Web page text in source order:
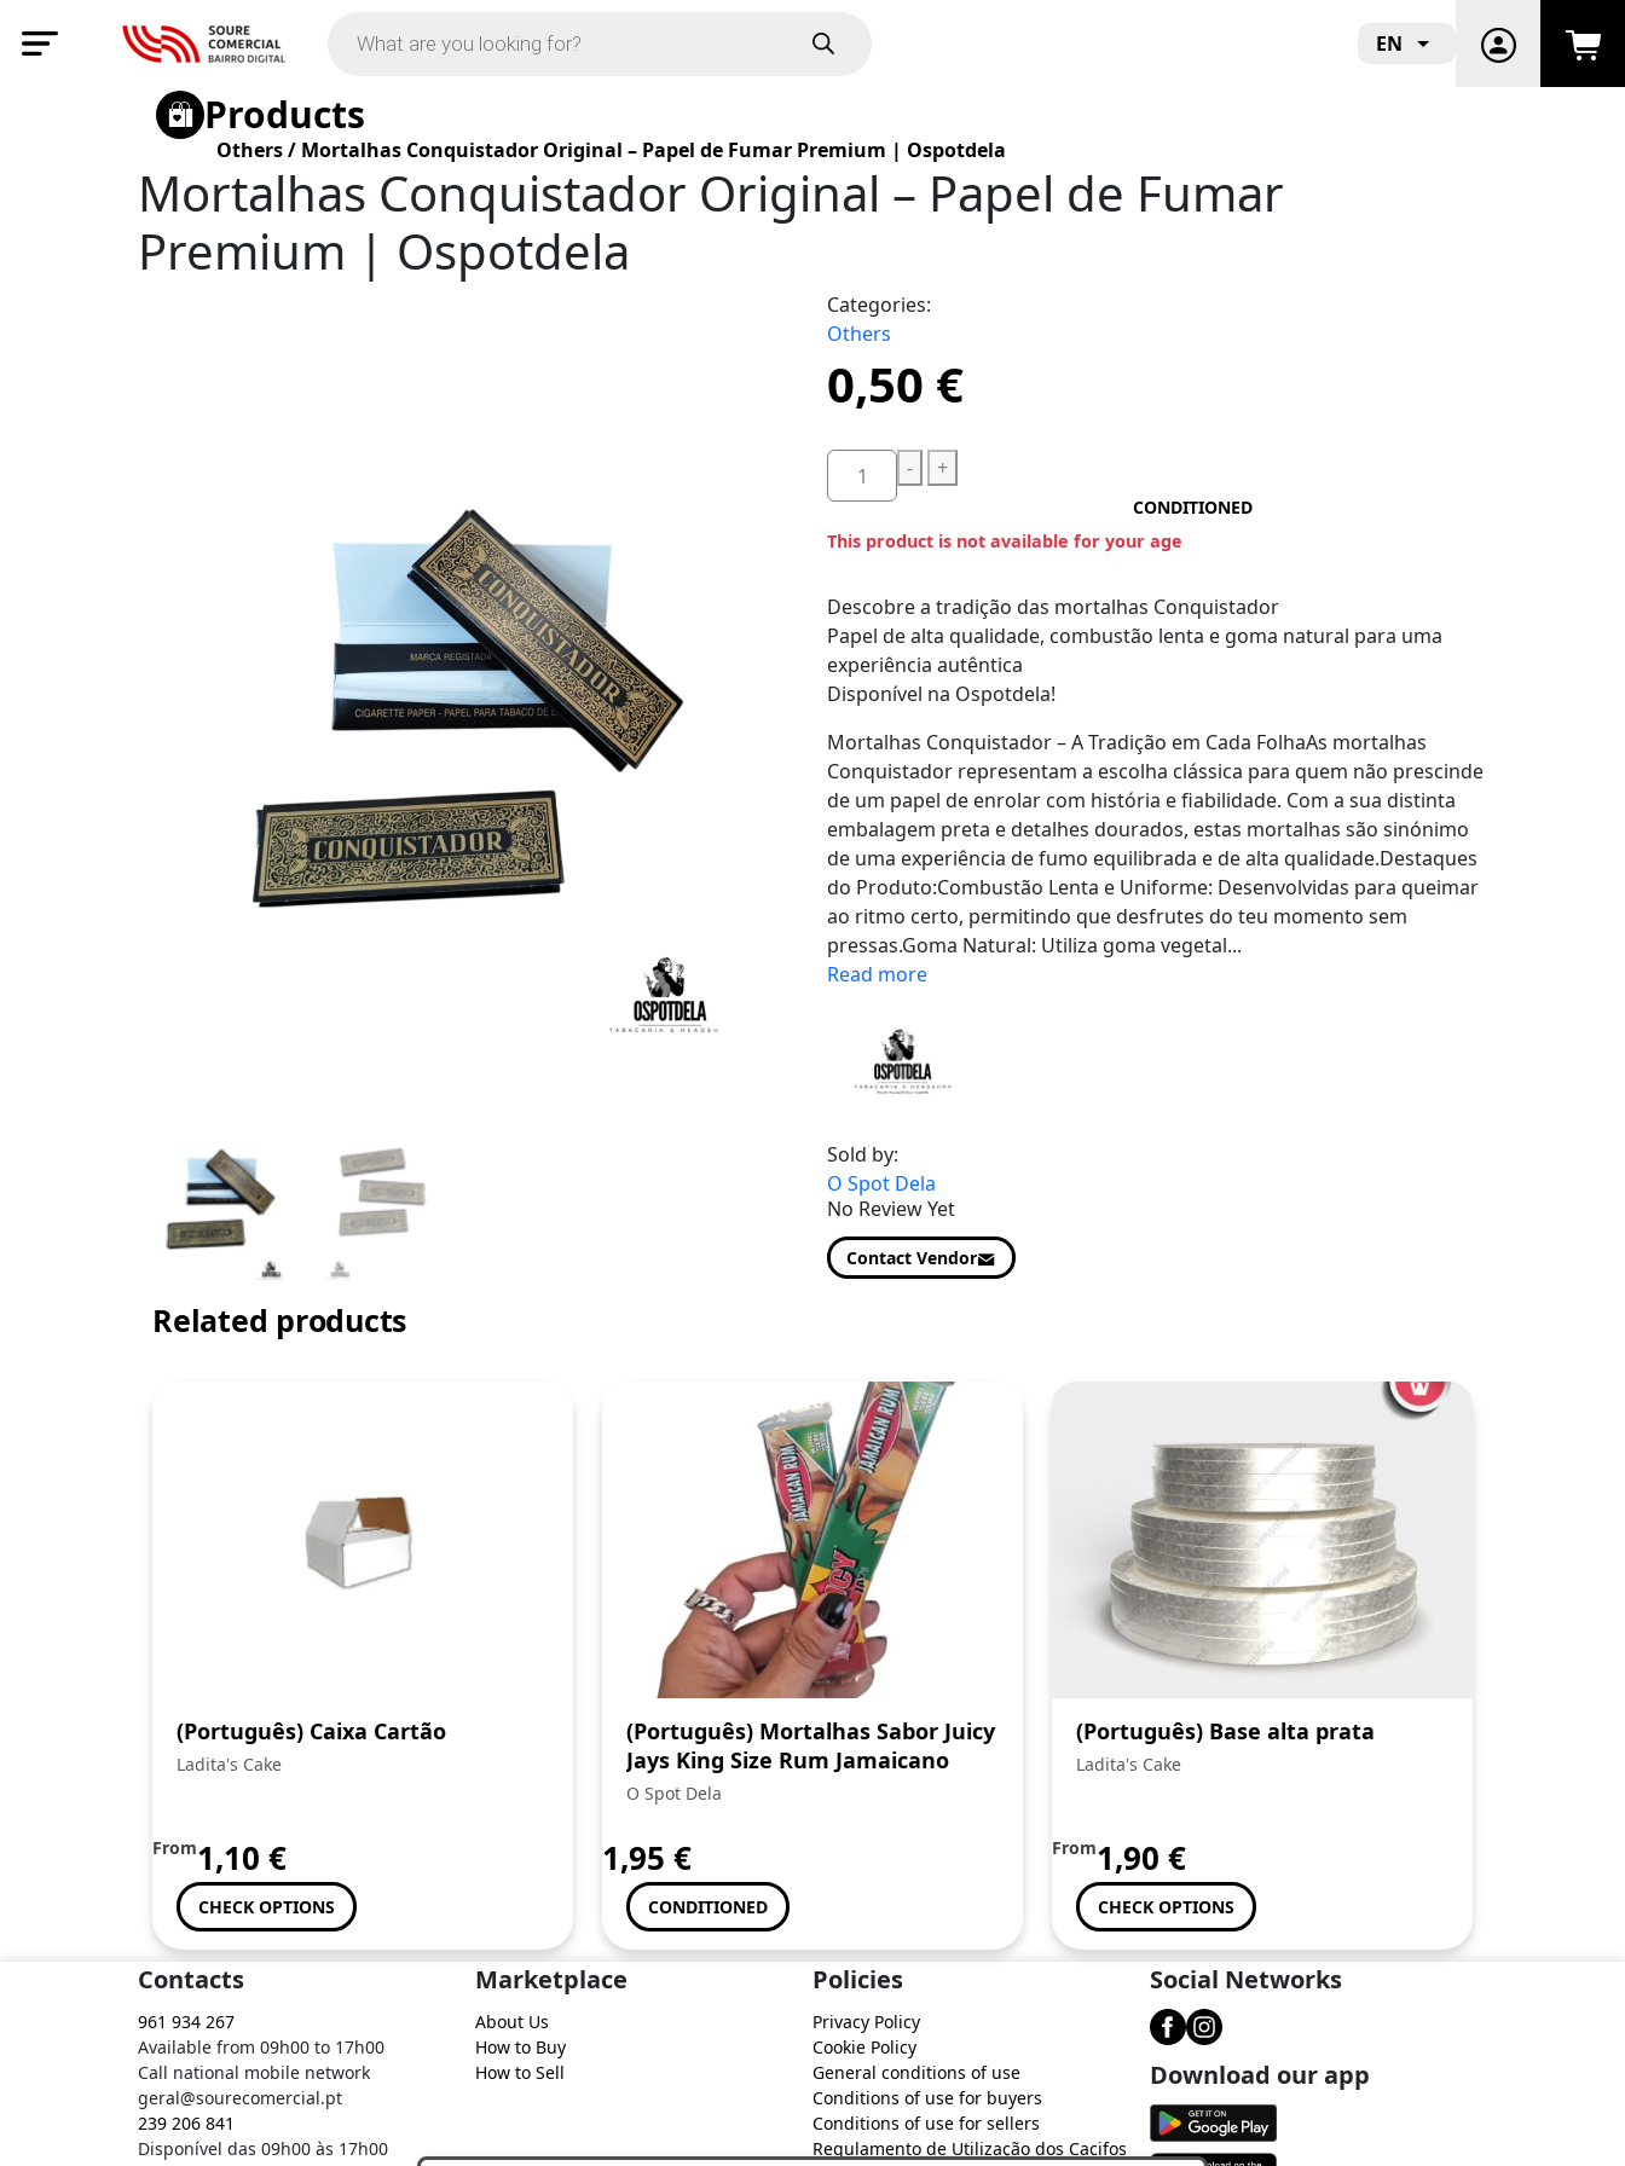
EN
Products
Others/ Mortalhas Conquistador Original – Papel de Fumar Premium | Ospotdela
Mortalhas Conquistador Original – Papel de Fumar
Premium | Ospotdela
Categories:
Others
0,50 €
- +
CONDITIONED
This product is not available for your age
Descobre a tradição das mortalhas Conquistador
Papel de alta qualidade, combustão lenta e goma natural para uma
experiência autêntica
Disponível na Ospotdela!
​Mortalhas Conquistador – A Tradição em Cada FolhaAs mortalhas
Conquistador representam a escolha clássica para quem não prescinde
de um papel de enrolar com história e fiabilidade. Com a sua distinta
embalagem preta e detalhes dourados, estas mortalhas são sinónimo
de uma experiência de fumo equilibrada e de alta qualidade.Destaques
do Produto:Combustão Lenta e Uniforme: Desenvolvidas para queimar
ao ritmo certo, permitindo que desfrutes do teu momento sem
pressas.Goma Natural: Utiliza goma vegetal...
Read more
Sold by:
O Spot Dela
No Review Yet
Contact Vendor
Related products
(Português) Caixa Cartão
Ladita's Cake
From1,10 €
CHECK OPTIONS
(Português) Mortalhas Sabor Juicy
Jays King Size Rum Jamaicano
O Spot Dela
1,95 €
CONDITIONED
(Português) Base alta prata
Ladita's Cake
From1,90 €
CHECK OPTIONS
Contacts
961 934 267
Available from 09h00 to 17h00
Call national mobile network
geral@sourecomercial.pt
239 206 841
Disponível das 09h00 às 17h00
Marketplace
About Us
How to Buy
How to Sell
Policies
Privacy Policy
Cookie Policy
General conditions of use
Conditions of use for buyers
Conditions of use for sellers
Regulamento de Utilização dos Cacifos
Social Networks
Download our app